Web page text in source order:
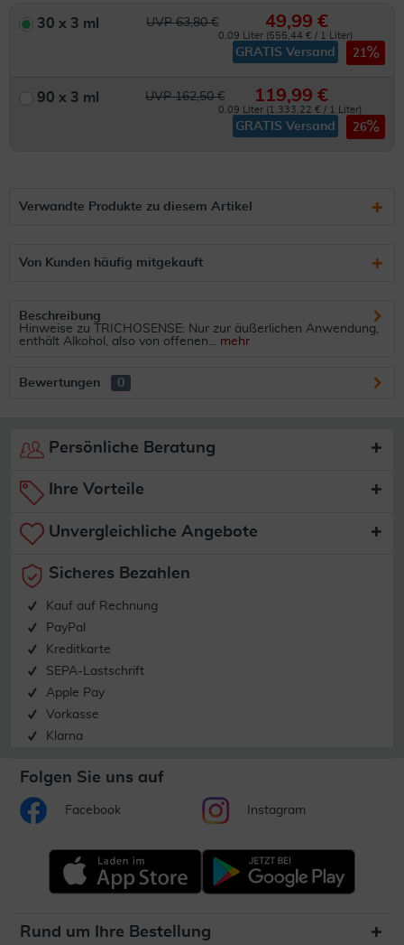
30 x 3 ml UVP 63,80 € 49,99 €
0.09 Liter (555,44 € / 1 Liter)
GRATIS Versand 21
90 x 3 ml UVP 162,50 € 119,99 €
0.09 Liter (1.333,22 € / 1 Liter)
GRATIS Versand 26
Verwandte Produkte zu diesem Artikel
Von Kunden häufig mitgekauft
Beschreibung
Hinweise zu TRICHOSENSE: Nur zur äußerlichen Anwendung,
enthält Alkohol, also von offenen... mehr
Bewertungen 0
Persönliche Beratung
Ihre Vorteile
Unvergleichliche Angebote
Sicheres Bezahlen
Kauf auf Rechnung
PayPal
Kreditkarte
SEPA-Lastschrift
Apple Pay
Vorkasse
Klarna
Folgen Sie uns auf
Facebook Instagram
Rund um Ihre Bestellung